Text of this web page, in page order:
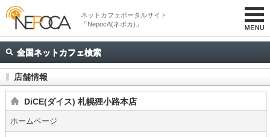
ネットカフェポータルサイト
「NepocA(ネポカ)」
全国ネットカフェ検索
店舗情報
DiCE(ダイス) 札幌狸小路本店
ホームページ